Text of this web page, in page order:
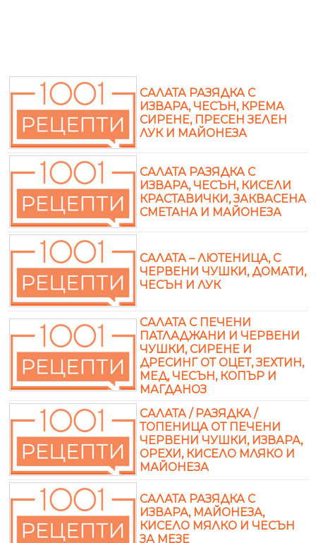
САЛАТА РАЗЯДКА С
ИЗВАРА, ЧЕСЪН, КРЕМА
СИРЕНЕ, ПРЕСЕН ЗЕЛЕН
ЛУК И МАЙОНЕЗА
САЛАТА РАЗЯДКА С
ИЗВАРА, ЧЕСЪН, КИСЕЛИ
КРАСТАВИЧКИ, ЗАКВАСЕНА
СМЕТАНА И МАЙОНЕЗА
САЛАТА – ЛЮТЕНИЦА, С
ЧЕРВЕНИ ЧУШКИ, ДОМАТИ,
ЧЕСЪН И ЛУК
САЛАТА С ПЕЧЕНИ
ПАТЛАДЖАНИ И ЧЕРВЕНИ
ЧУШКИ, СИРЕНЕ И
ДРЕСИНГ ОТ ОЦЕТ, ЗЕХТИН,
МЕД, ЧЕСЪН, КОПЪР И
МАГДАНОЗ
САЛАТА / РАЗЯДКА /
ТОПЕНИЦА ОТ ПЕЧЕНИ
ЧЕРВЕНИ ЧУШКИ, ИЗВАРА,
ОРЕХИ, КИСЕЛО МЛЯКО И
МАЙОНЕЗА
САЛАТА РАЗЯДКА С
ИЗВАРА, МАЙОНЕЗА,
КИСЕЛО МЯЛКО И ЧЕСЪН
ЗА МЕЗЕ